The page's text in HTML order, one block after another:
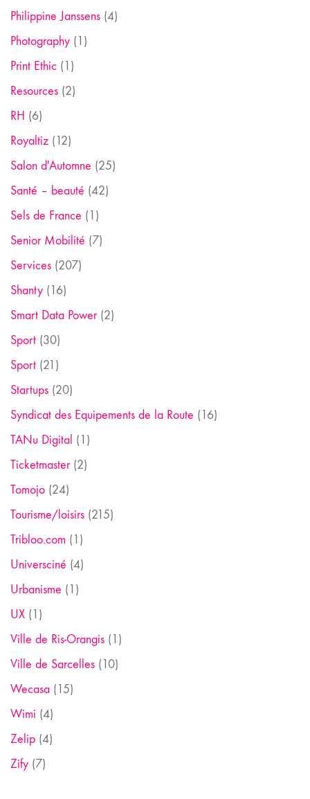
Philippine Janssens (4)
Photography (1)
Print Ethic (1)
Resources (2)
RH (6)
Royaltiz (12)
Salon d'Automne (25)
Santé – beauté (42)
Sels de France (1)
Senior Mobilité (7)
Services (207)
Shanty (16)
Smart Data Power(2)
Sport (30)
Sport (21)
Startups (20)
Syndicat des Equipements de la Route (16)
TANu Digital (1)
Ticketmaster(2)
Tomojo (24)
Tourisme/loisirs (215)
Tribloo.com (1)
Universciné (4)
Urbanisme (1)
UX (1)
Ville de Ris-Orangis (1)
Ville de Sarcelles (10)
Wecasa (15)
Wimi (4)
Zelip (4)
Zify (7)